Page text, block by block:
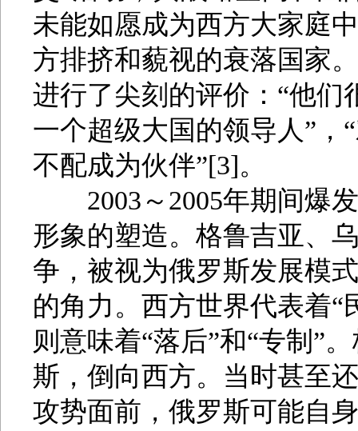
未能如愿成为西方大家庭
方排挤和藐视的衰落国家
进行了尖刻的评价：“他
一个超级大国的领导人”，
不配成为伙伴”[3]。
2003～2005年期间爆发
形象的塑造。格鲁吉亚、
争，被视为俄罗斯发展模
的角力。西方世界代表着“
则意味着“落后”和“专制”
斯，倒向西方。当时甚至
攻势面前，俄罗斯可能自